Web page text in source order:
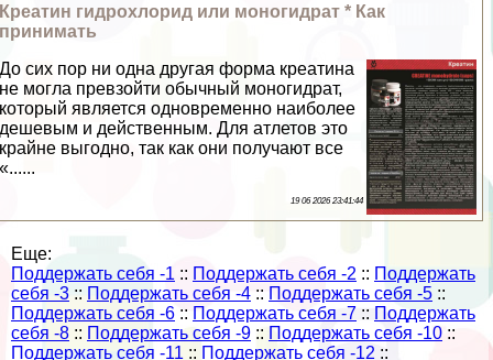
Креатин гидрохлорид или моногидрат * Как
принимать
До сих пор ни одна другая форма креатина
не могла превзойти обычный моногидрат,
который является одновременно наиболее
дешевым и действенным. Для атлетов это
крайне выгодно, так как они получают все
«......
19 06 2026 23:41:44
Еще:
Поддержать себя -1 :: Поддержать себя -2 :: Поддержать
себя -3 :: Поддержать себя -4 :: Поддержать себя -5 ::
Поддержать себя -6 :: Поддержать себя -7 :: Поддержать
себя -8 :: Поддержать себя -9 :: Поддержать себя -10 ::
Поддержать себя -11 :: Поддержать себя -12 ::